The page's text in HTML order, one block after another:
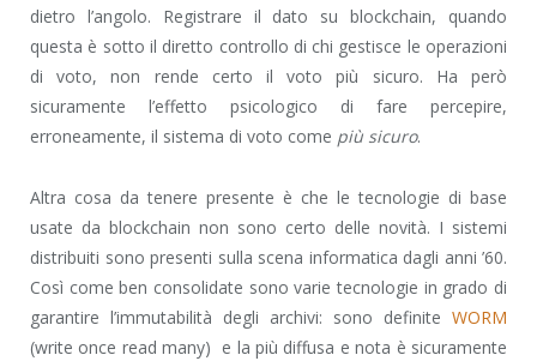
dietro l’angolo. Registrare il dato su blockchain, quando
questa è sotto il diretto controllo di chi gestisce le operazioni
di voto, non rende certo il voto più sicuro. Ha però
sicuramente l’effetto psicologico di fare percepire,
erroneamente, il sistema di voto come più sicuro.
Altra cosa da tenere presente è che le tecnologie di base
usate da blockchain non sono certo delle novità. I sistemi
distribuiti sono presenti sulla scena informatica dagli anni ’60.
Così come ben consolidate sono varie tecnologie in grado di
garantire l’immutabilità degli archivi: sono definite WORM
(write once read many) e la più diffusa e nota è sicuramente